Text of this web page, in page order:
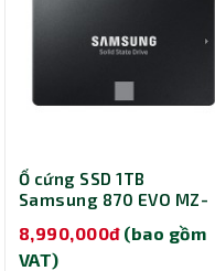
Ổ cứng SSD 1TB
Samsung 870 EVO MZ-
8,990,000đ (bao gồm
VAT)